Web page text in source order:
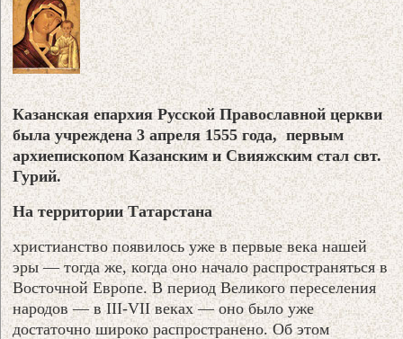
Казанская епархия Русской Православной церкви
была учреждена 3 апреля 1555 года, первым
архиепископом Казанским и Свияжским стал свт.
Гурий.
На территории Татарстана
христианство появилось уже в первые века нашей
эры — тогда же, когда оно начало распространяться в
Восточной Европе. В период Великого переселения
народов — в III-VII веках — оно было уже
достаточно широко распространено. Об этом